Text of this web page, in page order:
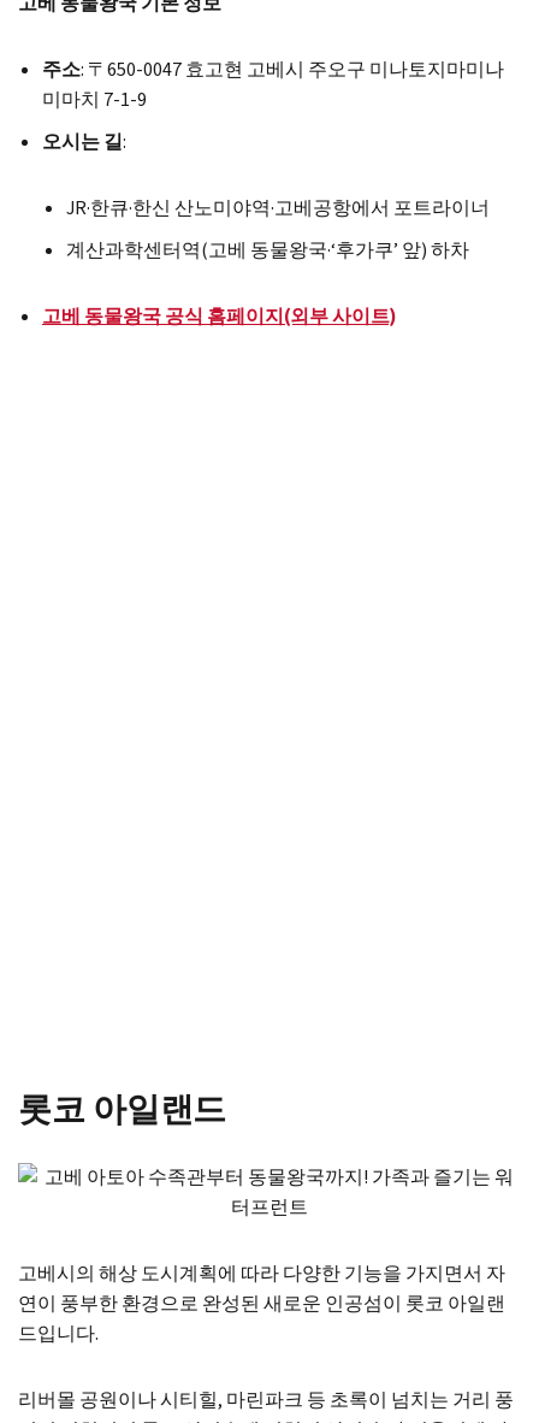
주소: 〒650-0047 효고현 고베시 주오구 미나토지마미나
미마치 7-1-9
오시는 길:
JR·한큐·한신 산노미야역·고베공항에서 포트라이너
계산과학센터역(고베 동물왕국·‘후가쿠’ 앞) 하차
고베 동물왕국 공식 홈페이지(외부 사이트)
롯코 아일랜드
고베시의 해상 도시계획에 따라 다양한 기능을 가지면서 자
연이 풍부한 환경으로 완성된 새로운 인공섬이 롯코 아일랜
드입니다.
리버몰 공원이나 시티힐, 마린파크 등 초록이 넘치는 거리 풍